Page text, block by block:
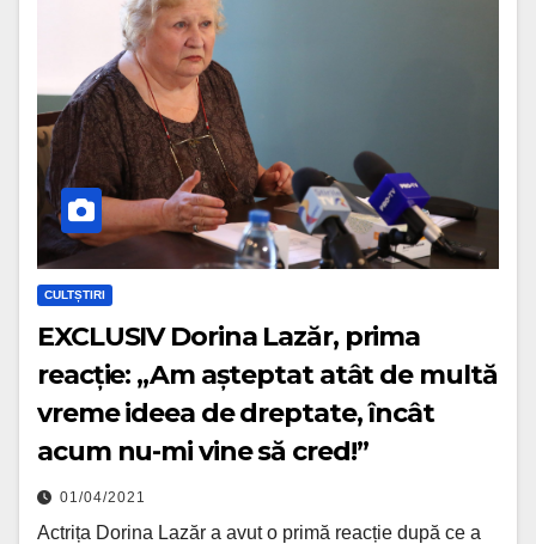
CULTȘTIRI
EXCLUSIV Dorina Lazăr, prima
reacție: „Am așteptat atât de multă
vreme ideea de dreptate, încât
acum nu-mi vine să cred!”
01/04/2021
Actrița Dorina Lazăr a avut o primă reacție după ce a